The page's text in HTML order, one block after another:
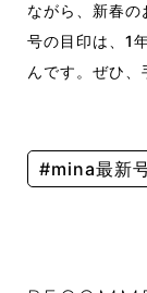
ながら、新春
号の目印は、1
んです。ぜひ、
#mina最新